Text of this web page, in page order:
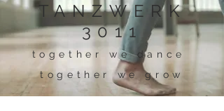
TANZWERK
3011
together we dance
together we grow